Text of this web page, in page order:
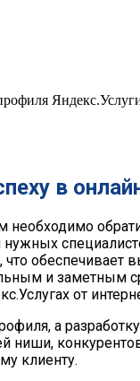
в
необходимо
что
и заметным
от
а
ниши,
клиенту.